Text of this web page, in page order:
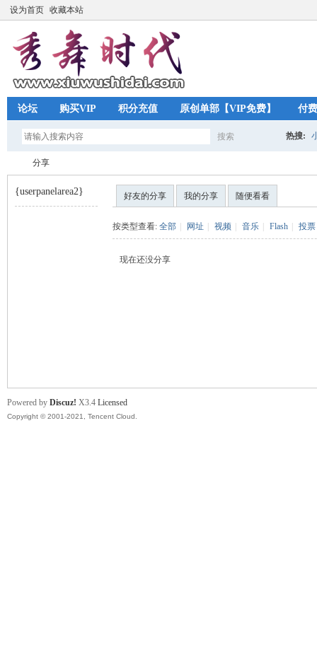
设为首页 收藏本站
论坛 购买VIP 积分充值 原创单部【VIP免费】 付
搜索 热搜:
分享
{userpanelarea2} 好友的分享 我的分享 随便看看
按类型查看: 全部 网址 视频 音乐 Flash 投票
现在还没分享
Powered by Discuz! X3.4 Licensed
Copyright © 2001-2021, Tencent Cloud.